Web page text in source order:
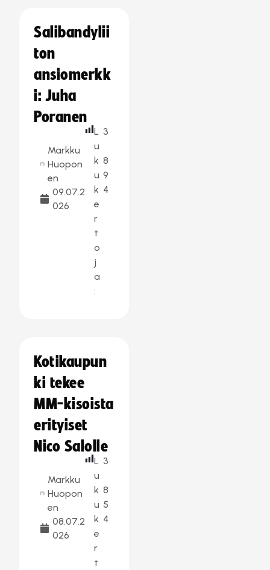
Salibandylii
ton
ansiomerkk
i: Juha
Poranen
Markku
Huopon
en
09.07.2
026
L
u
k
u
k
e
r
t
o
j
a
:
3
8
9
4
Kotikaupun
ki tekee
MM-kisoista
erityiset
Nico Salolle
Markku
Huopon
en
08.07.2
026
L
u
k
u
k
e
r
t
3
8
5
4